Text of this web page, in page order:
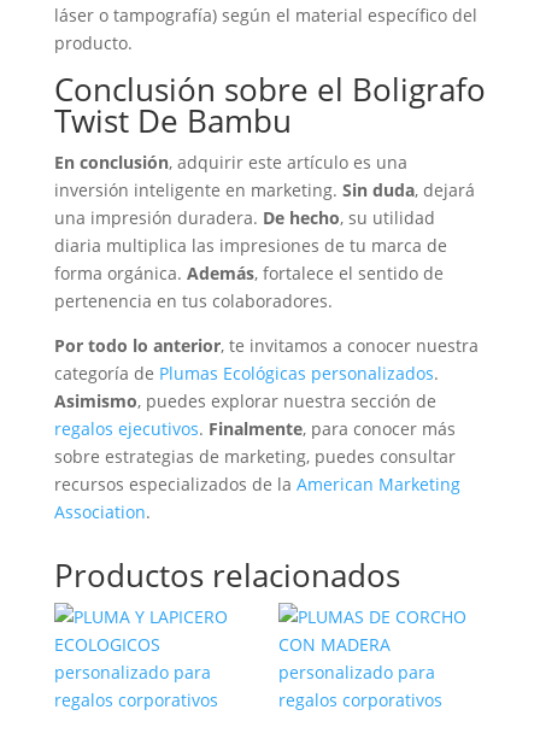
láser o tampografía) según el material específico del
producto.
Conclusión sobre el Boligrafo
Twist De Bambu
En conclusión, adquirir este artículo es una
inversión inteligente en marketing. Sin duda, dejará
una impresión duradera. De hecho, su utilidad
diaria multiplica las impresiones de tu marca de
forma orgánica. Además, fortalece el sentido de
pertenencia en tus colaboradores.
Por todo lo anterior, te invitamos a conocer nuestra
categoría de Plumas Ecológicas personalizados.
Asimismo, puedes explorar nuestra sección de
regalos ejecutivos. Finalmente, para conocer más
sobre estrategias de marketing, puedes consultar
recursos especializados de la American Marketing
Association.
Productos relacionados